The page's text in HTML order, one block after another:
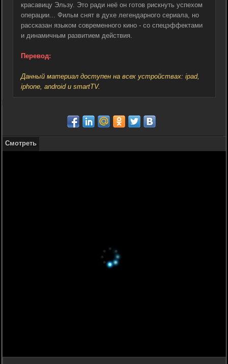
красавицу Эльзу. Это ради неё он готов рискнуть успехом
операции... Фильм снят в духе легендарного сериала, но
рассказан языком современного кино - со спецэффектами
и динамичным развитием действия.
Перевод:
Данный материал доступен на всех устройствах: ipad,
iphone, android и smartTV.
Смотреть